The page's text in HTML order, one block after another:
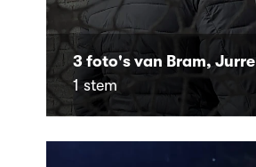
3 foto's van Bram, Jurre
1 stem